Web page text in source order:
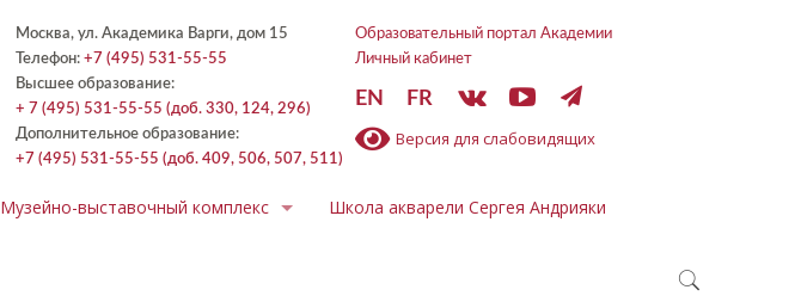
Москва, ул. Академика Варги, дом 15
Телефон: +7 (495) 531-55-55
Высшее образование:
+ 7 (495) 531-55-55 (доб. 330, 124, 296)
Дополнительное образование:
+7 (495) 531-55-55 (доб. 409, 506, 507, 511)
Образовательный портал Академии
Личный кабинет
EN
FR
Версия для слабовидящих
Музейно-выставочный комплекс Школа акварели Сергея Андрияки